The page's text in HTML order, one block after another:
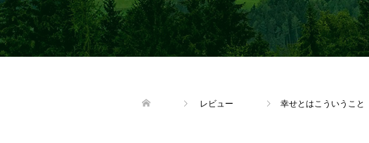
レビュー 幸せとはこういうこと